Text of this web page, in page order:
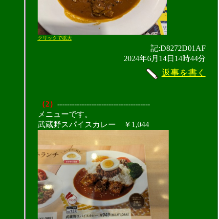
クリックで拡大
記:D8272D01AF
2024年6月14日14時44分
返事を書く
（2） --------------------------------------
メニューです。
武蔵野スパイスカレー ￥1,044